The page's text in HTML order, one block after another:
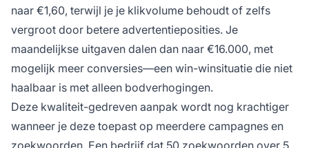
naar €1,60, terwijl je je klikvolume behoudt of zelfs
vergroot door betere advertentieposities. Je
maandelijkse uitgaven dalen dan naar €16.000, met
mogelijk meer conversies—een win-winsituatie die niet
haalbaar is met alleen bodverhogingen.
Deze kwaliteit-gedreven aanpak wordt nog krachtiger
wanneer je deze toepast op meerdere campagnes en